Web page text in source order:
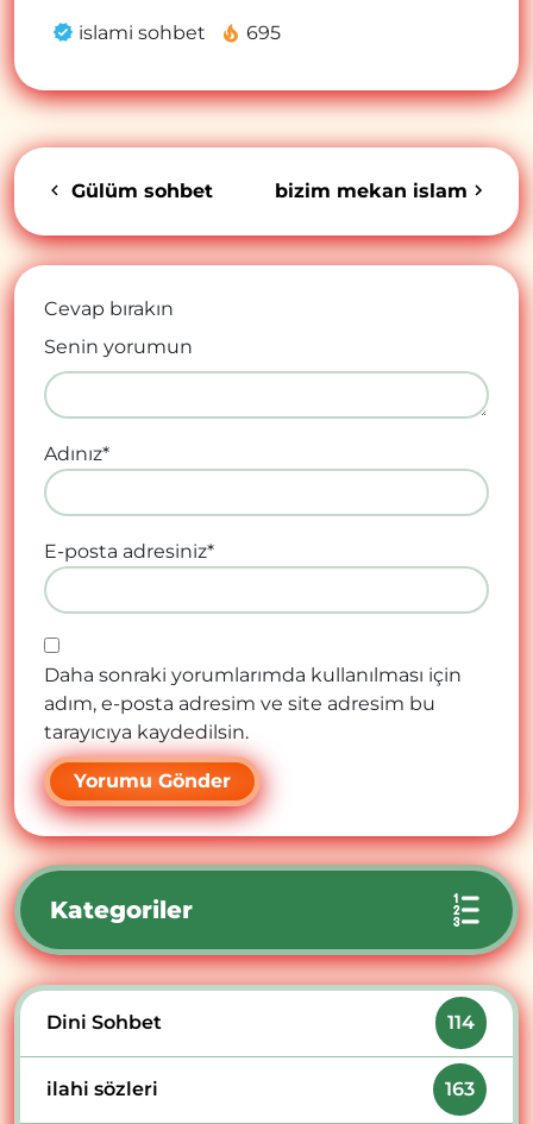
islami sohbet 695
Gülüm sohbet bizim mekan islam
Cevap bırakın
Senin yorumun
Adınız*
E-posta adresiniz*
Daha sonraki yorumlarımda kullanılması için
adım, e-posta adresim ve site adresim bu
tarayıcıya kaydedilsin.
Kategoriler
Dini Sohbet 114
ilahi sözleri 163